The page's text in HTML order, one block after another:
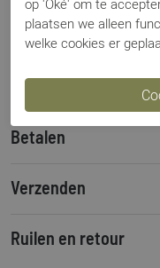
Categorie
Kleur
Materiaal
Bestelcode
Betalen
Verzenden
Ruilen en retour
op 'Oké' om te
plaatsen we alleen
welke cookies er